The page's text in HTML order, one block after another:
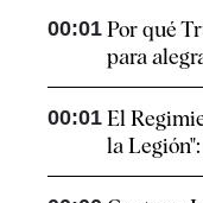
00:01 Por qué
para
00:01 El
la